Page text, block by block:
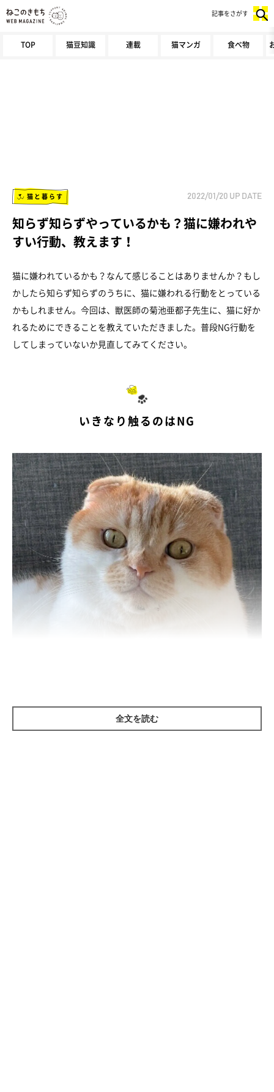
TOP 猫豆知識 連載 猫マンガ 食べ物
記事をさがす
猫と暮らす 2022/01/20 UP DATE
知らず知らずやっているかも？猫に嫌われや
すい行動、教えます！
猫に嫌われているかも？なんて感じることはありませんか？もし
かしたら知らず知らずのうちに、猫に嫌われる行動をとっている
かもしれません。今回は、獣医師の菊池亜都子先生に、猫に好か
れるためにできることを教えていただきました。普段NG行動を
してしまっていないか見直してみてください。
いきなり触るのはNG
ねこのきもち投稿写真ギャラリー
全文を読む